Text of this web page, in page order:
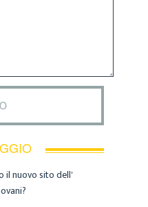
il nuovo sito dell'